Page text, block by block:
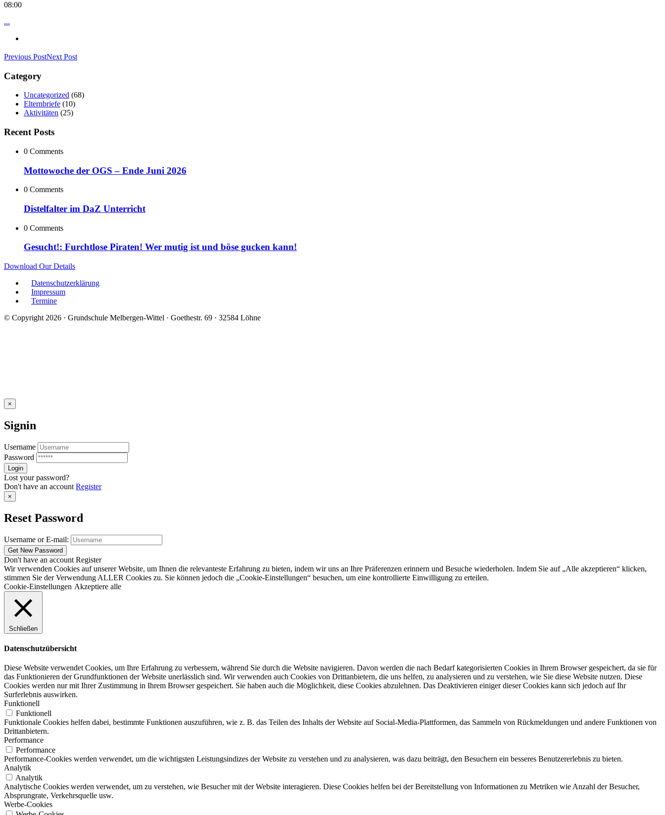
08:00
...
Previous PostNext Post
Category
Uncategorized (68)
Elternbriefe (10)
Aktivitäten (25)
Recent Posts
0 Comments
Mottowoche der OGS – Ende Juni 2026
0 Comments
Distelfalter im DaZ Unterricht
0 Comments
Gesucht!: Furchtlose Piraten! Wer mutig ist und böse gucken kann!
Download Our Details
Datenschutzerklärung
Impressum
Termine
© Copyright 2026 · Grundschule Melbergen-Wittel · Goethestr. 69 · 32584 Löhne
×
Signin
Username
Password
Lost your password?
Don't have an account Register
×
Reset Password
Username or E-mail:
Don't have an account Register
Wir verwenden Cookies auf unserer Website, um Ihnen die relevanteste Erfahrung zu bieten, indem wir uns an Ihre Präferenzen erinnern und Besuche wiederholen. Indem Sie auf „Alle akzeptieren“ klicken,
stimmen Sie der Verwendung ALLER Cookies zu. Sie können jedoch die „Cookie-Einstellungen“ besuchen, um eine kontrollierte Einwilligung zu erteilen.
Cookie-Einstellungen Akzeptiere alle
Schließen
Datenschutzübersicht
Diese Website verwendet Cookies, um Ihre Erfahrung zu verbessern, während Sie durch die Website navigieren. Davon werden die nach Bedarf kategorisierten Cookies in Ihrem Browser gespeichert, da sie für
das Funktionieren der Grundfunktionen der Website unerlässlich sind. Wir verwenden auch Cookies von Drittanbietern, die uns helfen, zu analysieren und zu verstehen, wie Sie diese Website nutzen. Diese
Cookies werden nur mit Ihrer Zustimmung in Ihrem Browser gespeichert. Sie haben auch die Möglichkeit, diese Cookies abzulehnen. Das Deaktivieren einiger dieser Cookies kann sich jedoch auf Ihr
Surferlebnis auswirken.
Funktionell
Funktionell
Funktionale Cookies helfen dabei, bestimmte Funktionen auszuführen, wie z. B. das Teilen des Inhalts der Website auf Social-Media-Plattformen, das Sammeln von Rückmeldungen und andere Funktionen von
Drittanbietern.
Performance
Performance
Performance-Cookies werden verwendet, um die wichtigsten Leistungsindizes der Website zu verstehen und zu analysieren, was dazu beiträgt, den Besuchern ein besseres Benutzererlebnis zu bieten.
Analytik
Analytik
Analytische Cookies werden verwendet, um zu verstehen, wie Besucher mit der Website interagieren. Diese Cookies helfen bei der Bereitstellung von Informationen zu Metriken wie Anzahl der Besucher,
Absprungrate, Verkehrsquelle usw.
Werbe-Cookies